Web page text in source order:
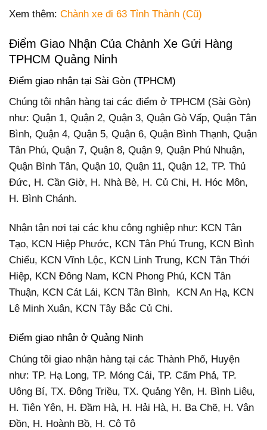
Xem thêm: Chành xe đi 63 Tỉnh Thành (Cũ)
Điểm Giao Nhận Của Chành Xe Gửi Hàng
TPHCM Quảng Ninh
Điểm giao nhận tại Sài Gòn (TPHCM)
Chúng tôi nhận hàng tại các điểm ở TPHCM (Sài Gòn)
như: Quận 1, Quận 2, Quận 3, Quận Gò Vấp, Quận Tân
Bình, Quận 4, Quận 5, Quận 6, Quận Bình Thạnh, Quận
Tân Phú, Quận 7, Quận 8, Quận 9, Quận Phú Nhuận,
Quận Bình Tân, Quận 10, Quận 11, Quận 12, TP. Thủ
Đức, H. Cần Giờ, H. Nhà Bè, H. Củ Chi, H. Hóc Môn,
H. Bình Chánh.
Nhận tận nơi tại các khu công nghiệp như: KCN Tân
Tạo, KCN Hiệp Phước, KCN Tân Phú Trung, KCN Bình
Chiểu, KCN Vĩnh Lộc, KCN Linh Trung, KCN Tân Thới
Hiệp, KCN Đông Nam, KCN Phong Phú, KCN Tân
Thuận, KCN Cát Lái, KCN Tân Bình, KCN An Hạ, KCN
Lê Minh Xuân, KCN Tây Bắc Củ Chi.
Điểm giao nhận ở Quảng Ninh
Chúng tôi giao nhận hàng tại các Thành Phố, Huyện
như: TP. Hạ Long, TP. Móng Cái, TP. Cẩm Phả, TP.
Uông Bí, TX. Đông Triều, TX. Quảng Yên, H. Bình Liêu,
H. Tiên Yên, H. Đầm Hà, H. Hải Hà, H. Ba Chẽ, H. Vân
Đồn, H. Hoành Bồ, H. Cô Tô